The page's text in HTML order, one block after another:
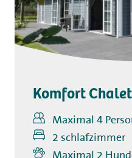
Komfort
Maximal 4
2 schlafzimmer
Maximal 2